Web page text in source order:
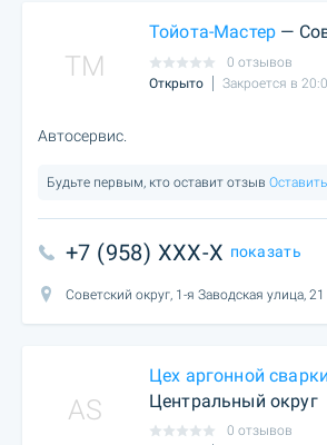
TM
Тойота-Мастер —
0 отзывов
Открыто
Закроется в
Автосервис.
Будьте первым, кто оставит отзыв
+7 (958) XXX-X показать
Советский округ, 1-я Заводская улица, 21
AS
Цех аргонной сварки
Центральный округ
0 отзывов